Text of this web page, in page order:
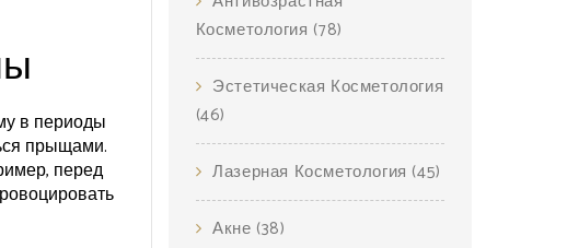
в периоды
прыщами.
перед
Косметология (78)
Эстетическая Косметология
(46)
Лазерная Косметология (45)
Акне (38)